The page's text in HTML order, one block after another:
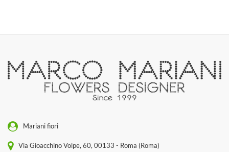
Mariani fiori
Via Gioacchino Volpe, 60, 00133 - Roma (Roma)